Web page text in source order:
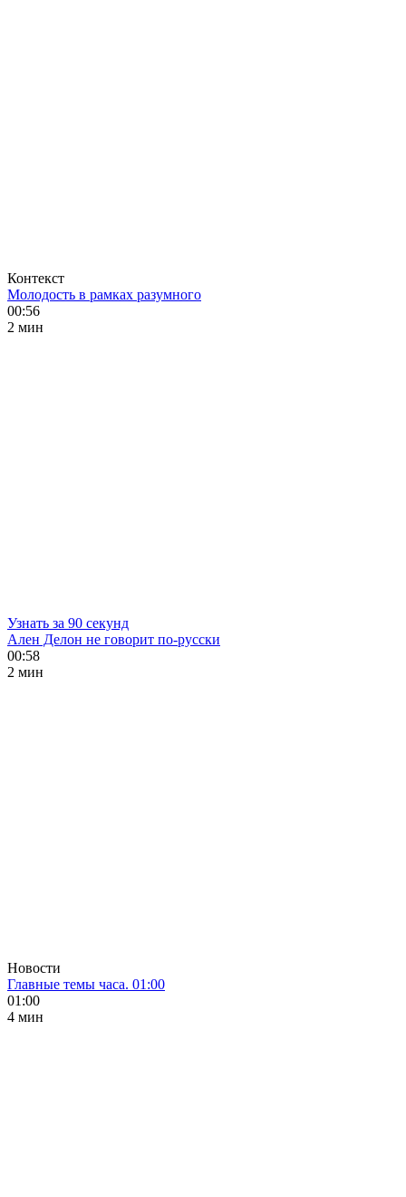
Контекст
Молодость в рамках разумного
00:56
2 мин
Узнать за 90 секунд
Ален Делон не говорит по-русски
00:58
2 мин
Новости
Главные темы часа. 01:00
01:00
4 мин